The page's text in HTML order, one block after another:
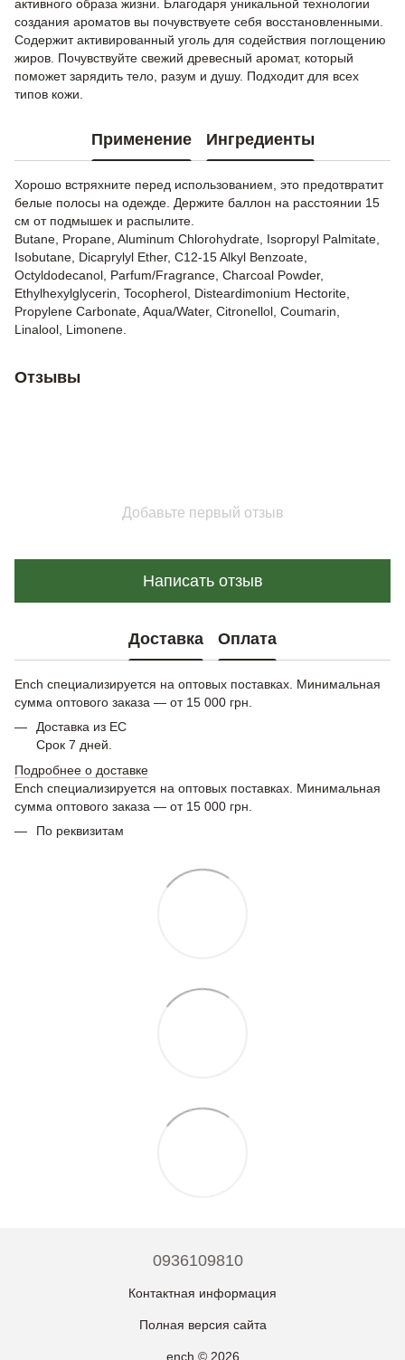
активного образа жизни. Благодаря уникальной технологии
создания ароматов вы почувствуете себя восстановленными.
Содержит активированный уголь для содействия поглощению
жиров. Почувствуйте свежий древесный аромат, который
поможет зарядить тело, разум и душу. Подходит для всех
типов кожи.
Применение Ингредиенты
Хорошо встряхните перед использованием, это предотвратит
белые полосы на одежде. Держите баллон на расстоянии 15
см от подмышек и распылите.
Butane, Propane, Aluminum Chlorohydrate, Isopropyl Palmitate,
Isobutane, Dicaprylyl Ether, C12-15 Alkyl Benzoate,
Octyldodecanol, Parfum/Fragrance, Charcoal Powder,
Ethylhexylglycerin, Tocopherol, Disteardimonium Hectorite,
Propylene Carbonate, Aqua/Water, Citronellol, Coumarin,
Linalool, Limonene.
Отзывы
Добавьте первый отзыв
Написать отзыв
Доставка Оплата
Ench специализируется на оптовых поставках. Минимальная
сумма оптового заказа — от 15 000 грн.
Доставка из ЕС
Срок 7 дней.
Подробнее о доставке
Ench специализируется на оптовых поставках. Минимальная
сумма оптового заказа — от 15 000 грн.
По реквизитам
0936109810
Контактная информация
Полная версия сайта
ench © 2026